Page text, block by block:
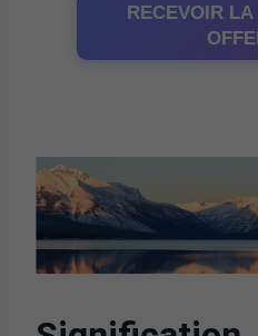
RECEVOIR